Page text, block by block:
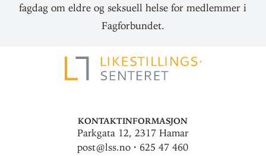
fagdag om eldre og seksuell helse for medlemmer i
Fagforbundet.
Kontaktinformasjon
Parkgata 12, 2317 Hamar
post@lss.no · 625 47 460